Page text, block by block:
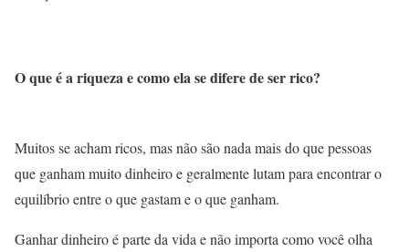
O que é a riqueza e como ela se difere de ser rico?
Muitos se acham ricos, mas não são nada mais do que pessoas
que ganham muito dinheiro e geralmente lutam para encontrar o
equilíbrio entre o que gastam e o que ganham.
Ganhar dinheiro é parte da vida e não importa como você olha